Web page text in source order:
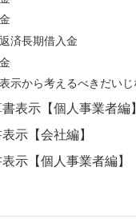
済長期借入金
示から考えるべきだいじ
表示【個人事業者編】
示【会社編】
示【個人事業者編】